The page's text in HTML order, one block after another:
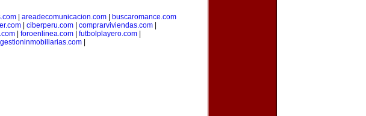
| areadecomunicacion.com|
buscaromance.com
ciberperu.com comprarviviendas.com
| foroenlinea.com| futbolplayero.com|
gestioninmobiliarias.com